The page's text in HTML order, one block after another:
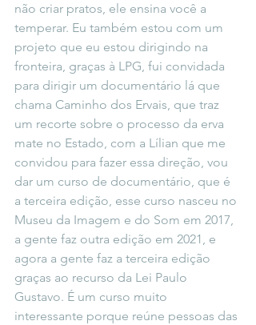
não criar pratos, ele ensina você a
temperar. Eu também estou com um
projeto que eu estou dirigindo na
fronteira, graças à LPG, fui convidada
para dirigir um documentário lá que
chama Caminho dos Ervais, que traz
um recorte sobre o processo da erva
mate no Estado, com a Lílian que me
convidou para fazer essa direção, vou
dar um curso de documentário, que é
a terceira edição, esse curso nasceu no
Museu da Imagem e do Som em 2017,
a gente faz outra edição em 2021, e
agora a gente faz a terceira edição
graças ao recurso da Lei Paulo
Gustavo. É um curso muito
interessante porque reúne pessoas das